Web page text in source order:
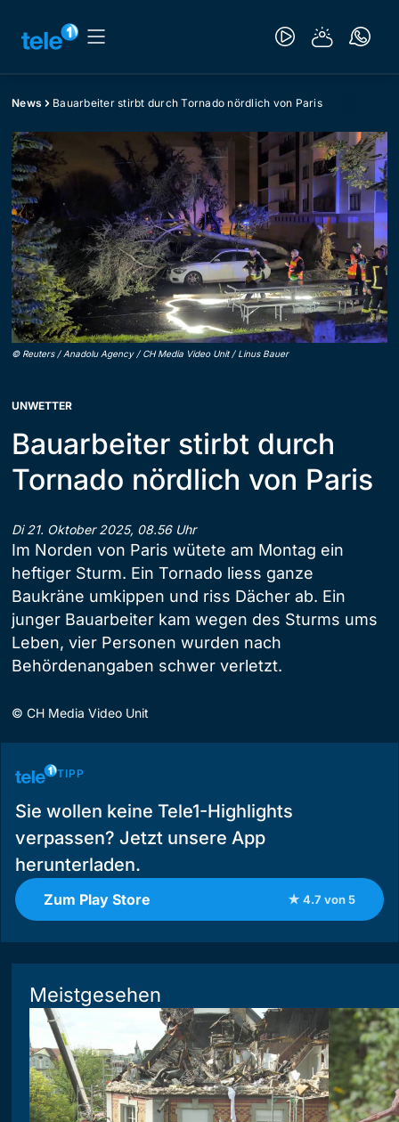
News Bauarbeiter stirbt durch Tornado nördlich von Paris
© Reuters / Anadolu Agency / CH Media Video Unit / Linus Bauer
UNWETTER
Bauarbeiter stirbt durch
Tornado nördlich von Paris
Di 21. Oktober 2025, 08.56 Uhr
Im Norden von Paris wütete am Montag ein
heftiger Sturm. Ein Tornado liess ganze
Baukräne umkippen und riss Dächer ab. Ein
junger Bauarbeiter kam wegen des Sturms ums
Leben, vier Personen wurden nach
Behördenangaben schwer verletzt.
© CH Media Video Unit
TIPP
Sie wollen keine Tele1-Highlights
verpassen? Jetzt unsere App
herunterladen.
Zum Play Store ★ 4.7 von 5
Meistgesehen